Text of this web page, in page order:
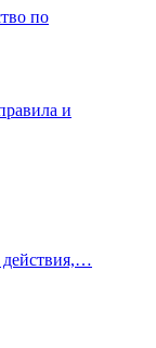
по
и
действия,…